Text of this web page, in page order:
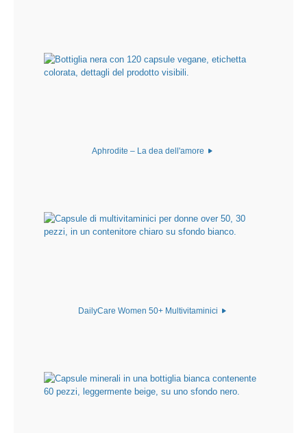
Aphrodite – La dea dell'amore
DailyCare Women 50+ Multivitaminici